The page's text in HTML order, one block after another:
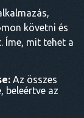
követni és
Íme, mit tehet a
Az összes
beleértve az